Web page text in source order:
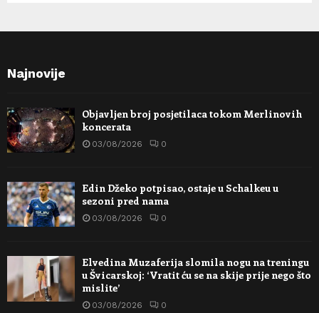
Najnovije
Objavljen broj posjetilaca tokom Merlinovih
koncerata
03/08/2026 0
Edin Džeko potpisao, ostaje u Schalkeu u
sezoni pred nama
03/08/2026 0
Elvedina Muzaferija slomila nogu na treningu
u Švicarskoj: ‘Vratit ću se na skije prije nego što
mislite’
03/08/2026 0